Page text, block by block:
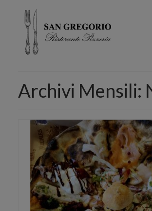
Archivi Mensili: